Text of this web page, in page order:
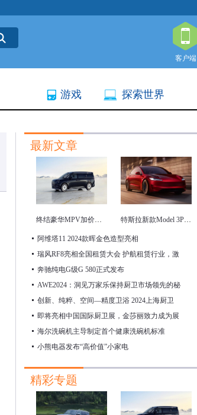
客户端
游戏 探索世界
最新文章
终结豪华MPV加价现象 四座豪华旗舰极氪009光辉上市 特斯拉新款Model 3P亮相 动力与电池容量中美有别
阿维塔11 2024款晖金色造型亮相
瑞风RF8亮相全国租赁大会 护航租赁行业，激
奔驰纯电G级G 580正式发布
AWE2024：洞见万家乐保持厨卫市场领先的秘
创新、纯粹、空间—精度卫浴 2024上海厨卫
即将亮相中国国际厨卫展，金莎丽致力成为展
海尔洗碗机主导制定首个健康洗碗机标准
小熊电器发布“高价值”小家电
精彩专题